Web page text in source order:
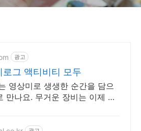
광고
그 액티비티 모두
영상미로 생생한 순간을 담으
만나요. 무거운 장비는 이제 그